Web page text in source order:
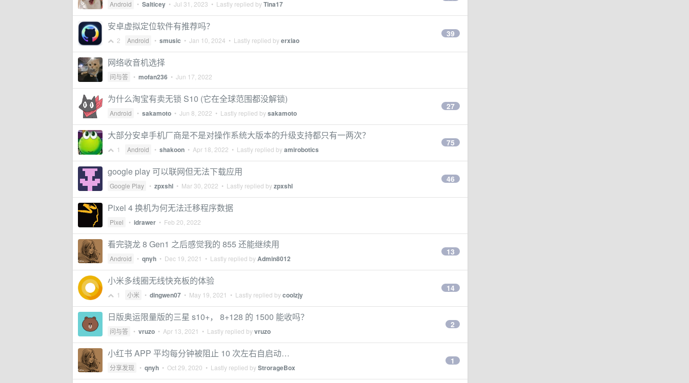
Android • Salticey • Jul 31, 2023 • Lastly replied byTina17
安卓虚拟定位软件有推荐吗？
2 Android • smusic • Jan 10, 2024 • Lastly replied byerxiao
39
网络收音机选择
问与答 • mofan236 • Jun 17, 2022
为什么淘宝有卖无锁 S10 (它在全球范围都没解锁)
Android • sakamoto • Jun 8, 2022 • Lastly replied bysakamoto
27
大部分安卓手机厂商是不是对操作系统大版本的升级支持都只有一两次？
1 Android • shakoon • Apr 18, 2022 • Lastly replied byamirobotics
75
google play 可以联网但无法下载应用
Google Play • zpxshl • Mar 30, 2022 • Lastly replied byzpxshl
46
Pixel 4 换机为何无法迁移程序数据
Pixel • idrawer • Feb 20, 2022
看完骁龙 8 Gen1 之后感觉我的 855 还能继续用
Android • qnyh • Dec 19, 2021 • Lastly replied byAdmin8012
13
小米多线圈无线快充板的体验
1 小米 • dingwen07 • May 19, 2021 • Lastly replied bycoolzjy
14
日版奥运限量版的三星 s10+， 8+128 的 1500 能收吗？
问与答 • vruzo • Apr 13, 2021 • Lastly replied byvruzo
2
小红书 APP 平均每分钟被阻止 10 次左右自启动…
分享发现 • qnyh • Oct 29, 2020 • Lastly replied byStrorageBox
1